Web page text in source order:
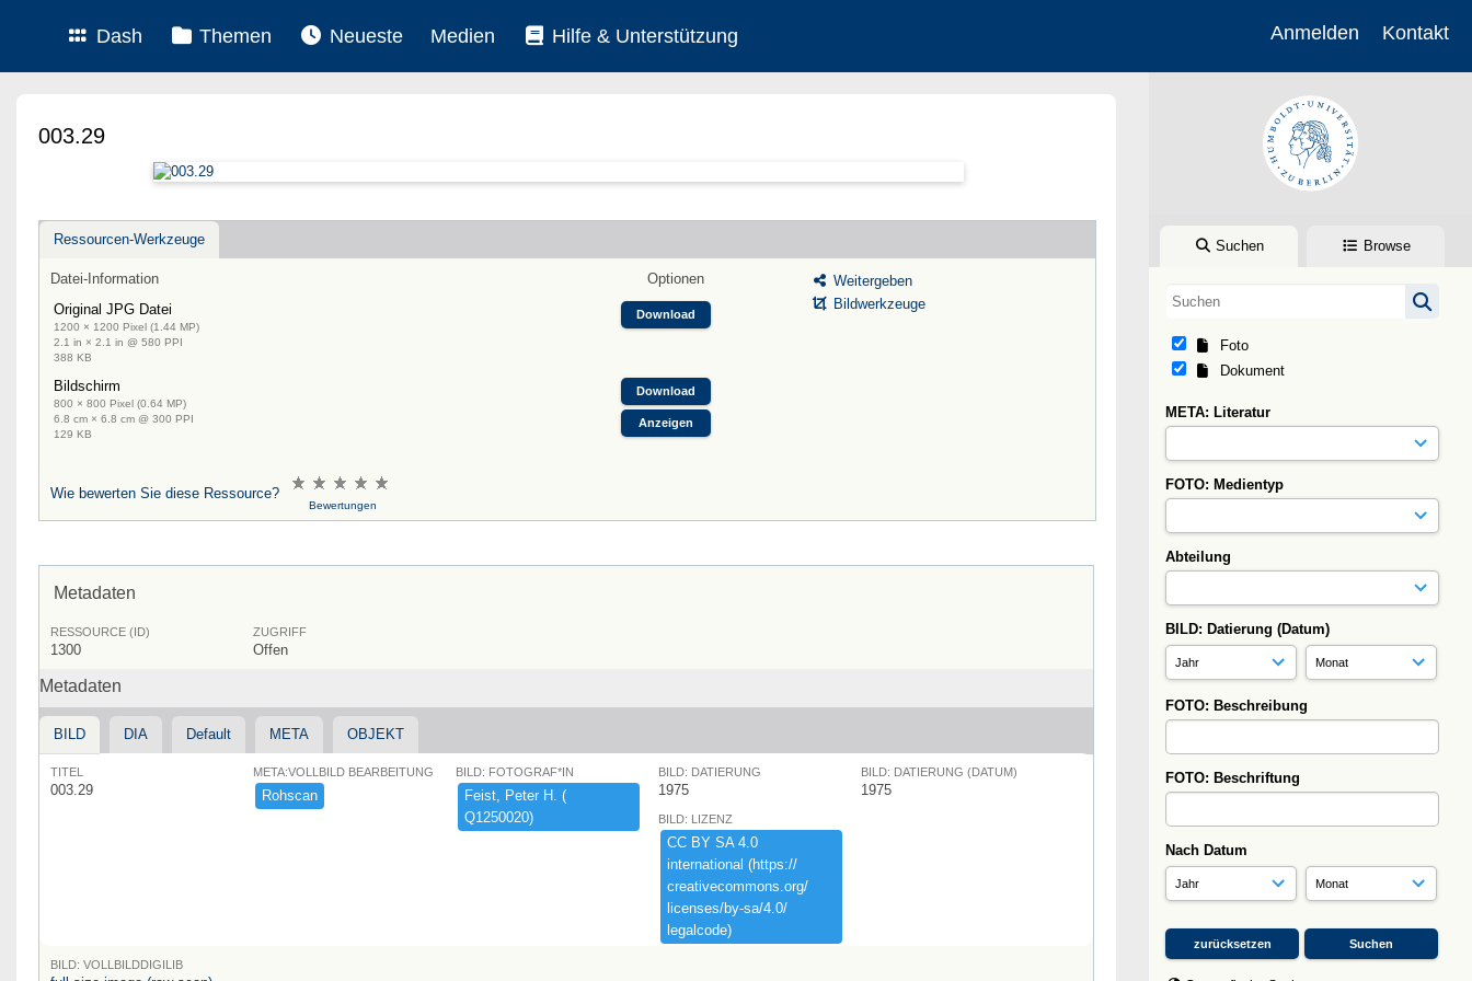
Dash Themen Neueste Medien Hilfe & Unterstützung Anmelden Kontakt
Suchen Browse
Foto
Dokument
META: Literatur
FOTO: Medientyp
Abteilung
BILD: Datierung (Datum)
FOTO: Beschreibung
FOTO: Beschriftung
Nach Datum
003.29
Ressourcen-Werkzeuge
Datei-Information
Optionen
Original JPG Datei
1200 × 1200 Pixel (1.44 MP)
2.1 in × 2.1 in @ 580 PPI
388 KB
Download
Bildschirm
800 × 800 Pixel (0.64 MP)
6.8 cm × 6.8 cm @ 300 PPI
129 KB
Download
Anzeigen
Weitergeben
Bildwerkzeuge
Wie bewerten Sie diese Ressource?
Bewertungen
Metadaten
RESSOURCE (ID)
1300
ZUGRIFF
Offen
Metadaten
BILD DIA Default META OBJEKT
TITEL
003.29
META:VOLLBILD BEARBEITUNG
Rohscan
BILD: FOTOGRAF*IN
Feist,​ ​Peter ​H.​ ​(​
Q1250020)​
BILD: DATIERUNG
1975
BILD: DATIERUNG (DATUM)
1975
BILD: LIZENZ
CC ​BY ​SA ​4.​0 ​
international ​(​https:​/​/​
creativecommons.​org/​
licenses/​by-​sa/​4.​0/​
legalcode)​
BILD: VOLLBILDDIGILIB